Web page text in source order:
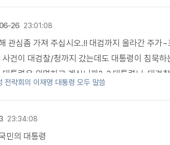
26 23:01:08
관심좀 가져 주십시오.!! 대검까지 올라간 주가
건이 대검찰/청까지 갔는데도 대통령이 침묵
통령은 외면하고 계십니까? ？대통령님, 대검
검이 접수한 주가%조작 범죄를 통치권자 가 방관
? ？대통령님, 대검까지 올라간 주식 시세♧조
사기 사건을 왜 대통령은 방치하십니까? ？ 대
전략회의 이재명 대통령 모두 말씀
23:34:08
민의 대통령